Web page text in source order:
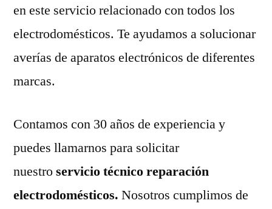
en este servicio relacionado con todos los
electrodomésticos. Te ayudamos a solucionar
averías de aparatos electrónicos de diferentes
marcas.
Contamos con 30 años de experiencia y
puedes llamarnos para solicitar
nuestroservicio técnico reparación
electrodomésticos. Nosotros cumplimos de